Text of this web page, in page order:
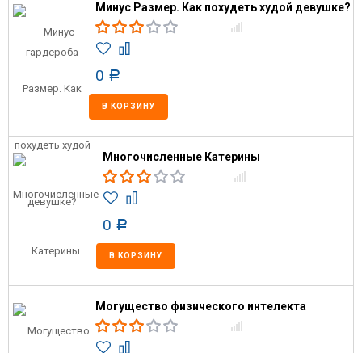
Минус Размер. Как похудеть худой девушке?
0 Р
В КОРЗИНУ
Многочисленные Катерины
0 Р
В КОРЗИНУ
Могущество физического интелекта